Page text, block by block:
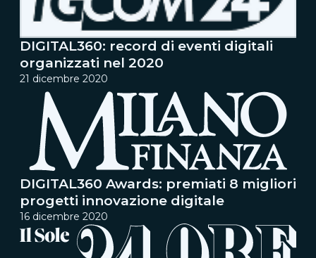
DIGITAL360: record di eventi digitali
organizzati nel 2020
21 dicembre 2020
DIGITAL360 Awards: premiati 8 migliori
progetti innovazione digitale
16 dicembre 2020